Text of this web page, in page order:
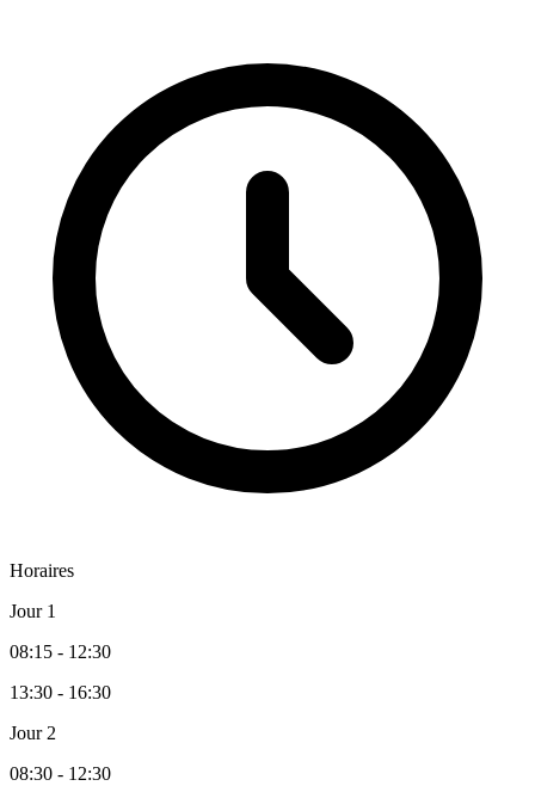
Horaires
Jour 1
08:15 - 12:30
13:30 - 16:30
Jour 2
08:30 - 12:30